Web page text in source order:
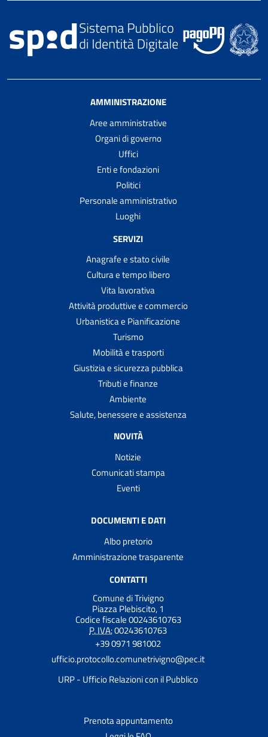
AMMINISTRAZIONE
Aree amministrative
Organi di governo
Uffici
Enti e fondazioni
Politici
Personale amministrativo
Luoghi
SERVIZI
Anagrafe e stato civile
Cultura e tempo libero
Vita lavorativa
Attività produttive e commercio
Urbanistica e Pianificazione
Turismo
Mobilità e trasporti
Giustizia e sicurezza pubblica
Tributi e finanze
Ambiente
Salute, benessere e assistenza
NOVITÀ
Notizie
Comunicati stampa
Eventi
DOCUMENTI E DATI
Albo pretorio
Amministrazione trasparente
CONTATTI
Comune di Trivigno
Piazza Plebiscito, 1
Codice fiscale 00243610763
P. IVA:00243610763
+39 0971 981002
ufficio.protocollo.comunetrivigno@pec.it
URP - Ufficio Relazioni con il Pubblico
Prenota appuntamento